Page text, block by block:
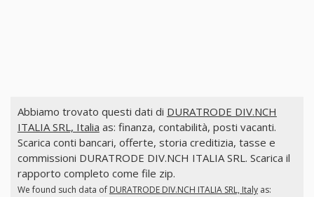
Abbiamo trovato questi dati di DURATRODE DIV.NCH
ITALIA SRL, Italia as: finanza, contabilità, posti vacanti.
Scarica conti bancari, offerte, storia creditizia, tasse e
commissioni DURATRODE DIV.NCH ITALIA SRL. Scarica il
rapporto completo come file zip.
We found such data of DURATRODE DIV.NCH ITALIA SRL, Italyas: